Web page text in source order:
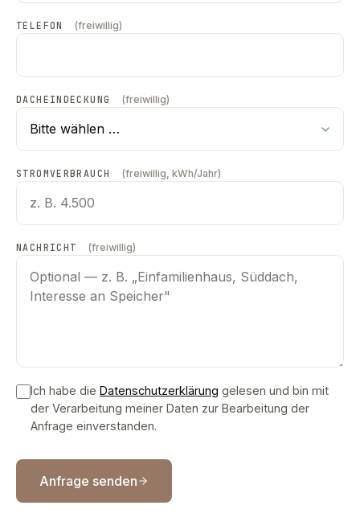
TELEFON (freiwillig)
DACHEINDECKUNG (freiwillig)
STROMVERBRAUCH (freiwillig, kWh/Jahr)
NACHRICHT (freiwillig)
Ich habe die Datenschutzerklärung gelesen und bin mit
der Verarbeitung meiner Daten zur Bearbeitung der
Anfrage einverstanden.
Anfrage senden